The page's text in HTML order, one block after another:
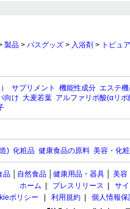
製品 > バスグッズ > 入浴剤 > トピュ
サプリメント 機能性成分 エステ
向け 大麦若葉 アルファリポ酸(αリポ
) 化粧品 健康食品の原料 美容・化
品 自然食品 健康用品・器具 美容
ホーム
プレスリリース
サ
ポリシー
利用規約 個人情報